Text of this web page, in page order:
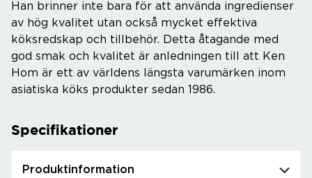
Han brinner inte bara för att använda ingredienser
av hög kvalitet utan också mycket effektiva
köksredskap och tillbehör. Detta åtagande med
god smak och kvalitet är anledningen till att Ken
Hom är ett av världens längsta varumärken inom
asiatiska köks produkter sedan 1986.
Specifikationer
Produktinformation